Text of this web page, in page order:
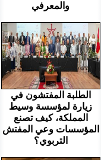
والمعرفي
الطلبة المفتشون في
زيارة لمؤسسة وسيط
المملكة، كيف تصنع
المؤسسات وعي المفتش
التربوي؟